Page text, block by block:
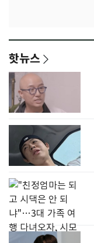
핫뉴스